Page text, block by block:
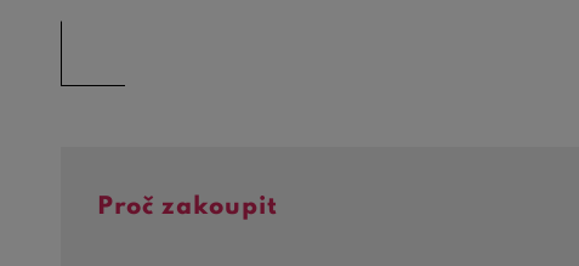
Proč zakoupit